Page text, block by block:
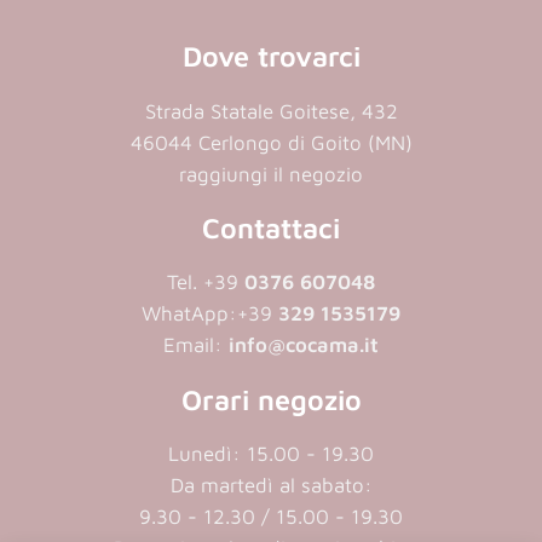
Dove trovarci
Strada Statale Goitese, 432
46044 Cerlongo di Goito (MN)
raggiungi il negozio
Contattaci
Tel. +39 0376 607048
WhatApp: +39 329 1535179
Email: info@cocama.it
Orari negozio
Lunedì: 15.00 - 19.30
Da martedì al sabato:
9.30 - 12.30 / 15.00 - 19.30